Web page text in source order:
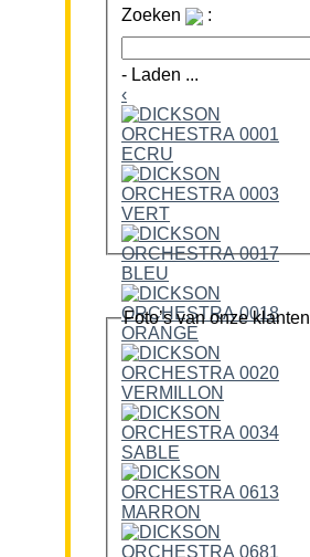
Zoeken
:
- Laden ...
‹
Foto’s van onze klanten